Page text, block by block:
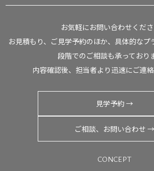
お気軽にお問い合わせくださ
お見積もり、ご見学予約のほか、具体的なプ
段階でのご相談も承っており
内容確認後、担当者より迅速にご連絡
見学予約 →
ご相談、お問い合わせ →
CONCEPT